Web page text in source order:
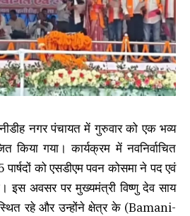
नगर पंचायत में गुरुवार को एक भव्य
किया गया। कार्यक्रम में नवनिर्वाचित
को एसडीएम पवन कोसमा ने पद एवं
इस अवसर पर मुख्यमंत्री विष्णु देव साय
रहे और उन्होंने क्षेत्र के (Bamani-